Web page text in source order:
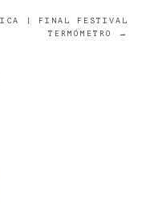
| FINAL FESTIVAL
TERMÓMETRO
→